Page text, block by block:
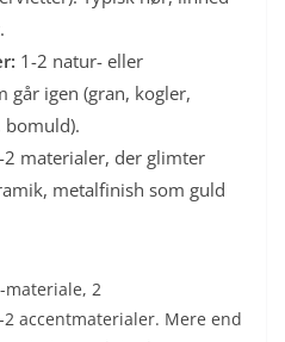
1-2 natur- eller
går igen (gran, kogler,
bomuld).
2 materialer, der glimter
metalfinish som guld
materiale, 2
accentmaterialer. Mere end